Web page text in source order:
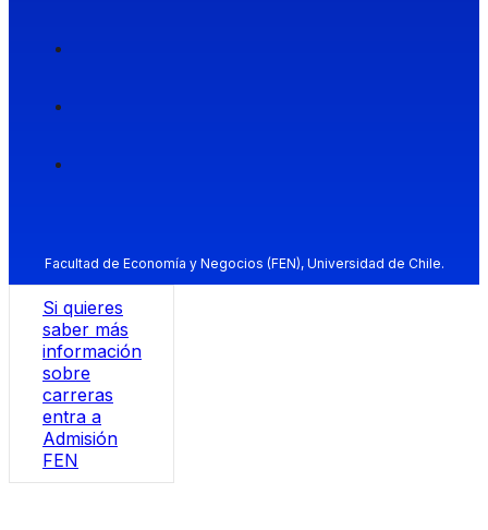
Facultad de Economía y Negocios (FEN), Universidad de Chile.
Si quieres
saber más
información
sobre
carreras
entra a
Admisión
FEN